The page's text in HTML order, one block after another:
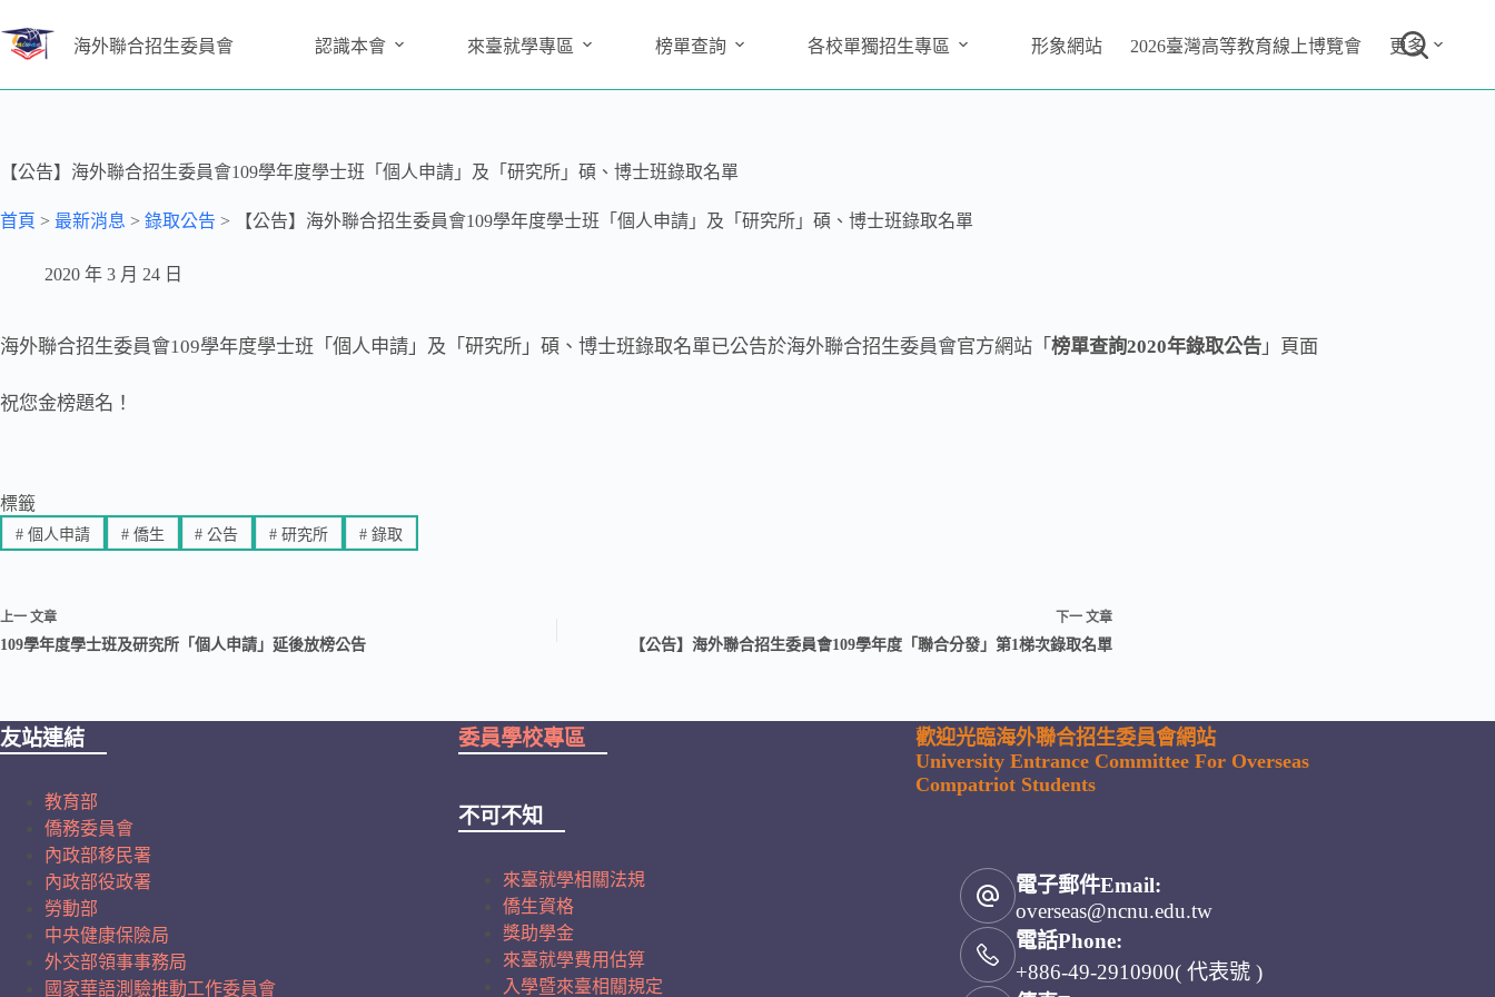
海外聯合招生委員會 認識本會 來臺就學專區 榜單查詢 各校單獨招生專區 形象網站 2026臺灣高等教育線上博覽會 更多
【公告】海外聯合招生委員會109學年度學士班「個人申請」及「研究所」碩、博士班錄取名單
首頁 > 最新消息 > 錄取公告 > 【公告】海外聯合招生委員會109學年度學士班「個人申請」及「研究所」碩、博士班錄取名單
2020 年 3 月 24 日
海外聯合招生委員會109學年度學士班「個人申請」及「研究所」碩、博士班錄取名單已公告於海外聯合招生委員會官方網站「 榜單查詢2020年錄取公告 」頁面
祝您金榜題名！
標籤
#個人申請 #僑生 # 公告 # 研究所 # 錄取
上一 文章
109學年度學士班及研究所「個人申請」延後放榜公告
下一 文章
【公告】海外聯合招生委員會109學年度「聯合分發」第1梯次錄取名單
友站連結
教育部
僑務委員會
內政部移民署
內政部役政署
勞動部
中央健康保險局
外交部領事事務局
國家華語測驗推動工作委員會
委員學校專區
不可不知
來臺就學相關法規
僑生資格
獎助學金
來臺就學費用估算
入學暨來臺相關規定
歡迎光臨海外聯合招生委員會網站
University Entrance Committee For Overseas
Compatriot Students
電子郵件Email:
overseas@ncnu.edu.tw
電話Phone:
+886-49-2910900( 代表號 )